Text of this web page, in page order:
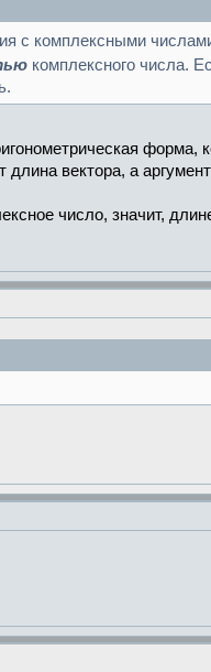
с комплексными
комплексного числа.
форма,
вектора, а
число, значит,